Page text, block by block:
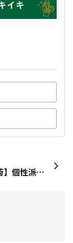
【7/3入荷】個性派グリーンが勢ぞろい！アデニウム・ポーチュラカリア・プラティセリウム入荷しました